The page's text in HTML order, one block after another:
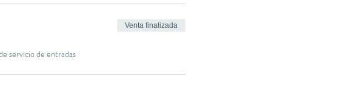
servicio de entradas
Venta finalizada